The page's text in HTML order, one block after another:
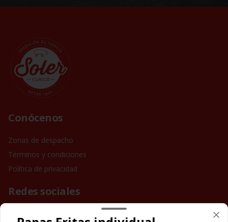
Conócenos
Zonas de despacho
Términos y condiciones
Política de privacidad
Redes sociales